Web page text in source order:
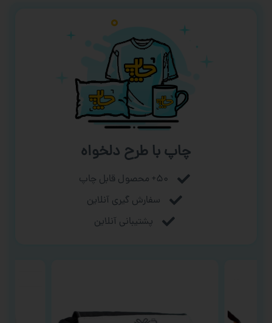
چاپ با طرح دلخواه
۵۰+ محصول قابل چاپ
سفارش گیری آنلاین
پشتیبانی آنلاین